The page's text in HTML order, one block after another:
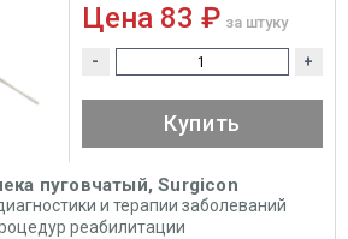
пуговчатый, Surgicon
и терапии заболеваний
реабилитации
Цена 83 ₽ за штуку
- +
Купить